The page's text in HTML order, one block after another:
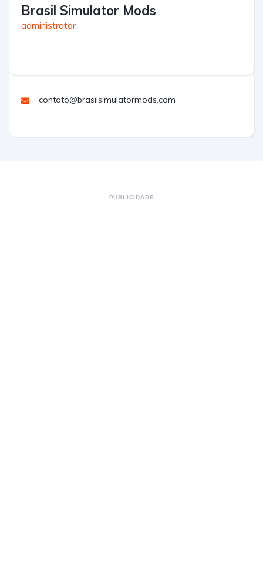
Brasil Simulator Mods
administrator
contato@brasilsimulatormods.com
PUBLICIDADE